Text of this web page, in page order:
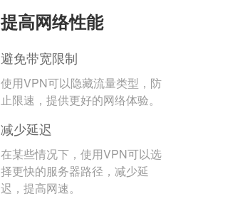
提高网络性能
避免带宽限制
使用VPN可以隐藏流量类型，防
止限速，提供更好的网络体验。
减少延迟
在某些情况下，使用VPN可以选
择更快的服务器路径，减少延
迟，提高网速。